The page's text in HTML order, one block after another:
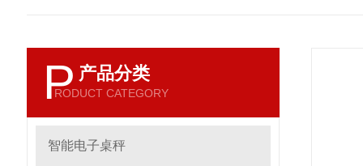
P 产品分类
RODUCT CATEGORY
智能电子桌秤